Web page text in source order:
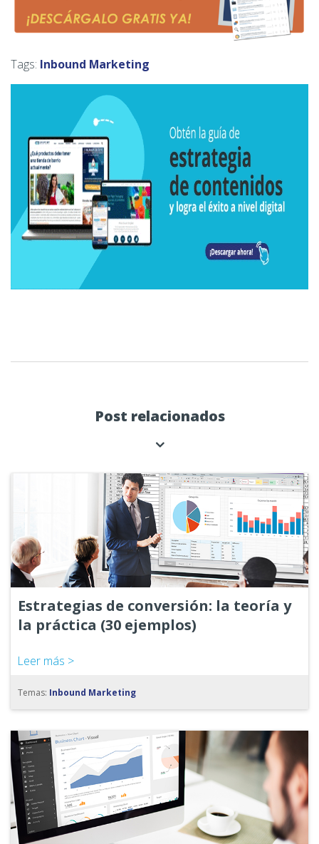
Tags: Inbound Marketing
Post relacionados
Estrategias de conversión: la teoría y
la práctica (30 ejemplos)
Leer más >
Temas: Inbound Marketing